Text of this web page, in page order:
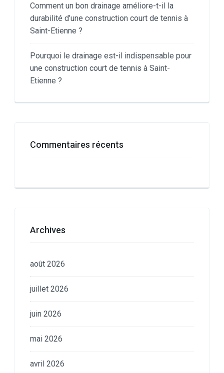
Comment un bon drainage améliore-t-il la
durabilité d’une construction court de tennis à
Saint-Etienne ?
Pourquoi le drainage est-il indispensable pour
une construction court de tennis à Saint-
Etienne ?
Commentaires récents
Archives
août 2026
juillet 2026
juin 2026
mai 2026
avril 2026